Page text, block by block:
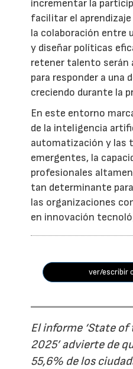
incrementar la
facilitar el
la colaboración entre
y diseñar políticas
retener talento serán
para responder a una
creciendo durante la
En este entorno
de la inteligencia
automatización y las
emergentes, la
profesionales
tan determinante
las organizaciones
en innovación
ver/escribir
El informe ‘State
2025’ advierte de
55,6% de los